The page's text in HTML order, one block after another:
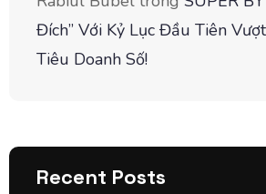
Đích” Với Kỷ Lục Đầu Tiên
Tiêu Doanh Số!
Recent Posts